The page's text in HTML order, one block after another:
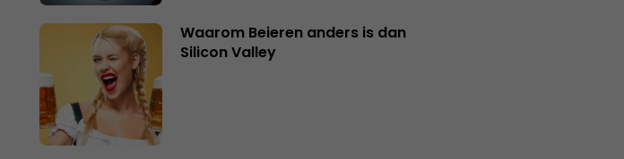
Waarom Beieren anders is dan
Silicon Valley